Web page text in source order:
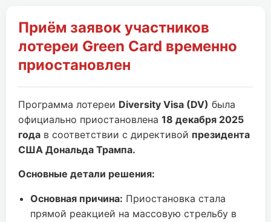
Приём заявок участников
лотереи Green Card временно
приостановлен
Программа лотереи Diversity Visa (DV) была
официально приостановлена 18 декабря 2025
года в соответствии с директивой президента
США Дональда Трампа.
Основные детали решения:
Основная причина: Приостановка стала
прямой реакцией на массовую стрельбу в